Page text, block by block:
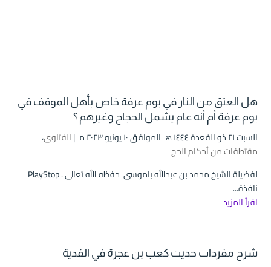
هل العتق من النار في يوم عرفة خاص بأهل الموقف في
يوم عرفة أم أنه عام يشمل الحجاج وغيرهم ؟
السبت ۲۱ ذو القعدة ۱٤٤٤ هـ الموافق ۱۰ يونيو ۲۰۲۳ مـ | الفتاوى،
مقتطفات من أحكام الحج
لفضيلة الشيخ محمد بن عبدالله باموسى حفظه الله تعالى . PlayStop
نافذة...
اقرأ المزيد
شرح مفردات حديث كعب بن عجرة في الفدية